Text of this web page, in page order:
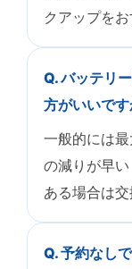
クアップをお
Q. バッテリ
方がいいです
一般的には
の減りが早
ある場合は交
Q. 予約なし